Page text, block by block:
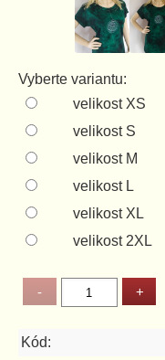
Vyberte variantu:
velikost XS
velikost S
velikost M
velikost L
velikost XL
velikost 2XL
Kód: